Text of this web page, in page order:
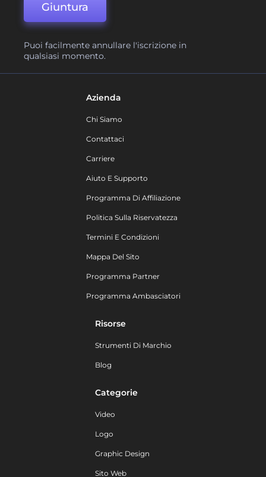
Giuntura
Puoi facilmente annullare l'iscrizione in
qualsiasi momento.
Azienda
Chi Siamo
Contattaci
Carriere
Aiuto E Supporto
Programma Di Affiliazione
Politica Sulla Riservatezza
Termini E Condizioni
Mappa Del Sito
Programma Partner
Programma Ambasciatori
Risorse
Strumenti Di Marchio
Blog
Categorie
Video
Logo
Graphic Design
Sito Web